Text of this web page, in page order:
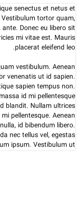
senectus et netus et
tortor quam,
Donec eu libero sit
mi vitae est. Mauris
placerat eleifend leo.
vestibulum. Aenean
venenatis ut id sapien.
sapien tempus non.
id mi pellentesque
blandit. Nullam ultrices
pellentesque. Aenean
id bibendum libero.
nec tellus vel, egestas
ipsum. Vestibulum ut.